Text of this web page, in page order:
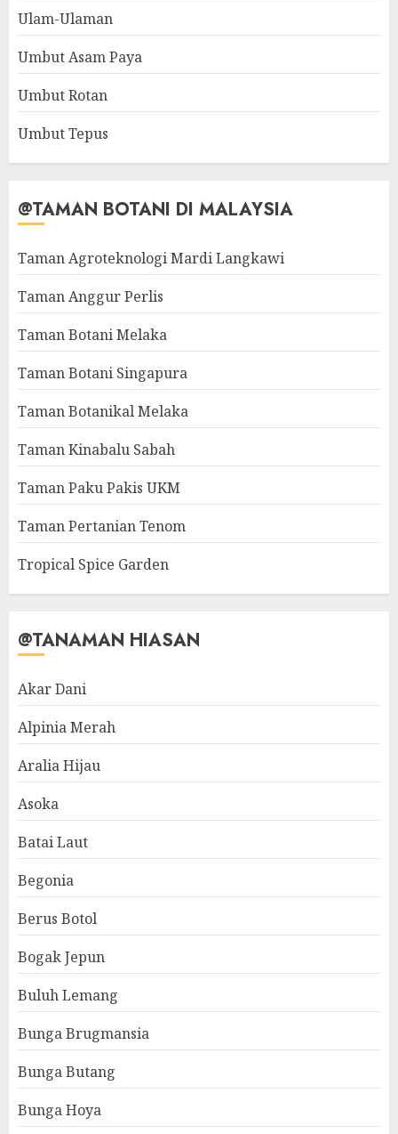
Ulam-Ulaman
Umbut Asam Paya
Umbut Rotan
Umbut Tepus
@TAMAN BOTANI DI MALAYSIA
Taman Agroteknologi Mardi Langkawi
Taman Anggur Perlis
Taman Botani Melaka
Taman Botani Singapura
Taman Botanikal Melaka
Taman Kinabalu Sabah
Taman Paku Pakis UKM
Taman Pertanian Tenom
Tropical Spice Garden
@TANAMAN HIASAN
Akar Dani
Alpinia Merah
Aralia Hijau
Asoka
Batai Laut
Begonia
Berus Botol
Bogak Jepun
Buluh Lemang
Bunga Brugmansia
Bunga Butang
Bunga Hoya